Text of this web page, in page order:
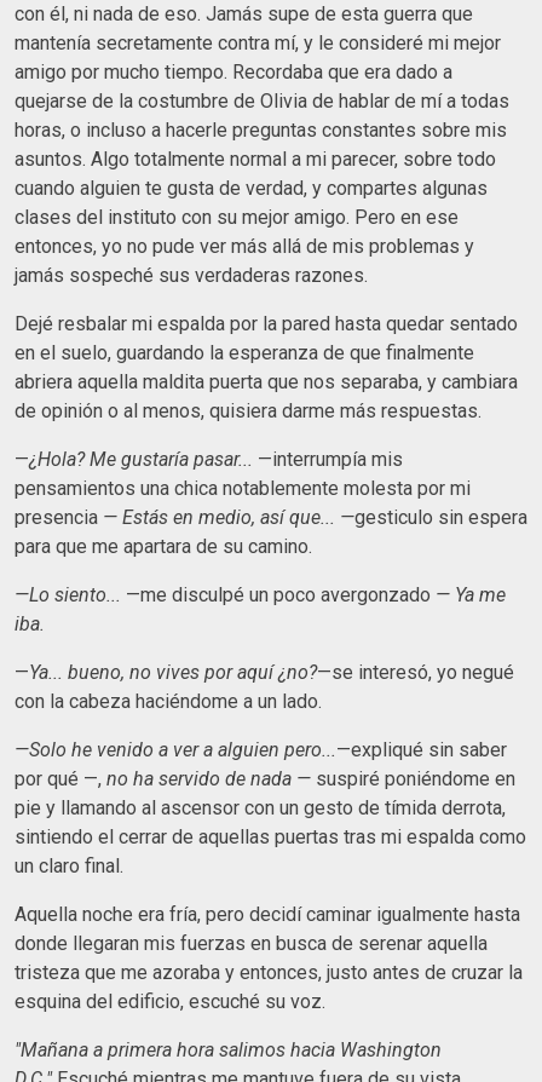
con él, ni nada de eso. Jamás supe de esta guerra que
mantenía secretamente contra mí, y le consideré mi mejor
amigo por mucho tiempo. Recordaba que era dado a
quejarse de la costumbre de Olivia de hablar de mí a todas
horas, o incluso a hacerle preguntas constantes sobre mis
asuntos. Algo totalmente normal a mi parecer, sobre todo
cuando alguien te gusta de verdad, y compartes algunas
clases del instituto con su mejor amigo. Pero en ese
entonces, yo no pude ver más allá de mis problemas y
jamás sospeché sus verdaderas razones.
Dejé resbalar mi espalda por la pared hasta quedar sentado
en el suelo, guardando la esperanza de que finalmente
abriera aquella maldita puerta que nos separaba, y cambiara
de opinión o al menos, quisiera darme más respuestas.
—¿Hola? Me gustaría pasar... —interrumpía mis
pensamientos una chica notablemente molesta por mi
presencia — Estás en medio, así que... —gesticulo sin espera
para que me apartara de su camino.
—Lo siento... —me disculpé un poco avergonzado — Ya me
iba.
—Ya... bueno, no vives por aquí ¿no?—se interesó, yo negué
con la cabeza haciéndome a un lado.
—Solo he venido a ver a alguien pero...—expliqué sin saber
por qué —, no ha servido de nada — suspiré poniéndome en
pie y llamando al ascensor con un gesto de tímida derrota,
sintiendo el cerrar de aquellas puertas tras mi espalda como
un claro final.
Aquella noche era fría, pero decidí caminar igualmente hasta
donde llegaran mis fuerzas en busca de serenar aquella
tristeza que me azoraba y entonces, justo antes de cruzar la
esquina del edificio, escuché su voz.
"Mañana a primera hora salimos hacia Washington